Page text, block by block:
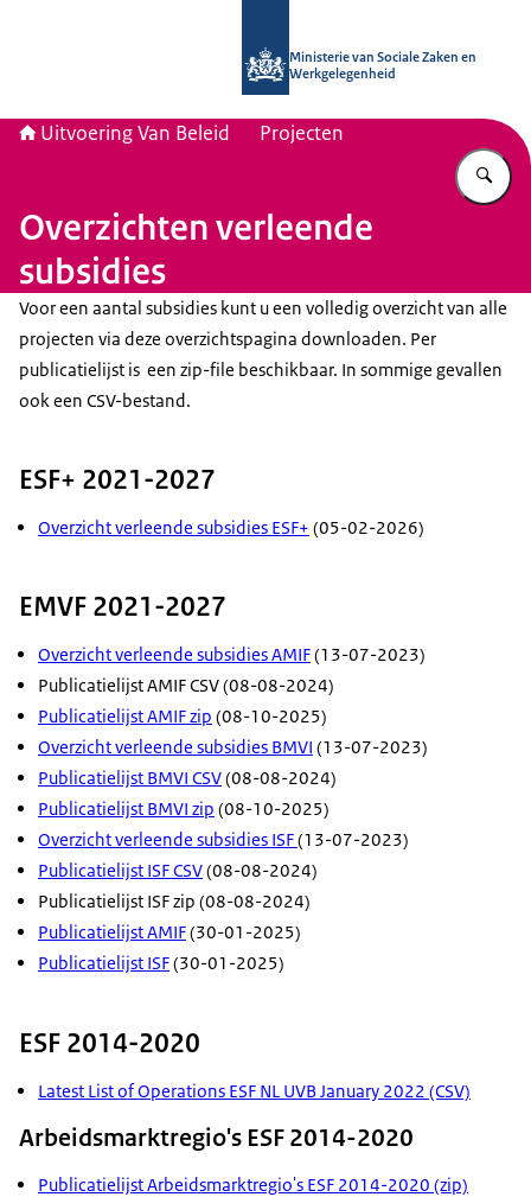
Ministerie van Sociale Zaken en
Werkgelegenheid
Uitvoering Van Beleid Projecten
Overzichten verleende
subsidies
Voor een aantal subsidies kunt u een volledig overzicht van alle
projecten via deze overzichtspagina downloaden. Per
publicatielijst is een zip-file beschikbaar. In sommige gevallen
ook een CSV-bestand.
ESF+ 2021-2027
Overzicht verleende subsidies ESF+ (05-02-2026)
EMVF 2021-2027
Overzicht verleende subsidies AMIF(13-07-2023)
Publicatielijst AMIF CSV(08-08-2024)
Publicatielijst AMIF zip (08-10-2025)
Overzicht verleende subsidies BMVI (13-07-2023)
Publicatielijst BMVI CSV(08-08-2024)
Publicatielijst BMVI zip (08-10-2025)
Overzicht verleende subsidies ISF(13-07-2023)
Publicatielijst ISF CSV(08-08-2024)
Publicatielijst ISF zip (08-08-2024)
Publicatielijst AMIF(30-01-2025)
Publicatielijst ISF(30-01-2025)
ESF 2014-2020
Latest List of Operations ESF NL UVB January 2022 (CSV)
Arbeidsmarktregio's ESF 2014-2020
Publicatielijst Arbeidsmarktregio's ESF 2014-2020 (zip)